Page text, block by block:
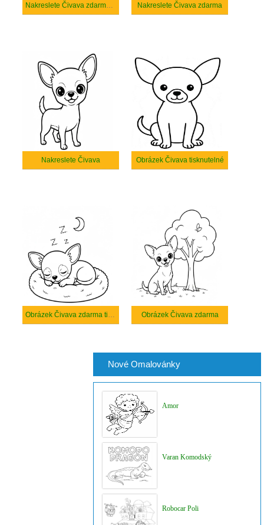
Nakreslete Čivava zdarma základní Nakreslete Čivava zdarma
Nakreslete Čivava Obrázek Čivava tisknutelné
Obrázek Čivava zdarma tisknutelné Obrázek Čivava zdarma
Nové Omalovánky
Amor
Varan Komodský
Robocar Poli